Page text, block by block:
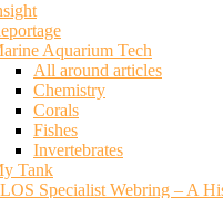
Aquarium Tech
All around articles
Chemistry
Corals
Fishes
Invertebrates
Tank
Specialist Webring – A